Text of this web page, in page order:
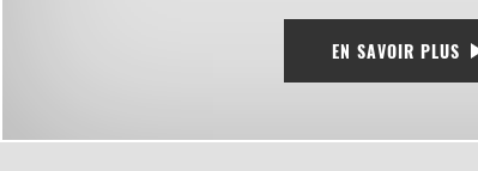
EN SAVOIR PLUS